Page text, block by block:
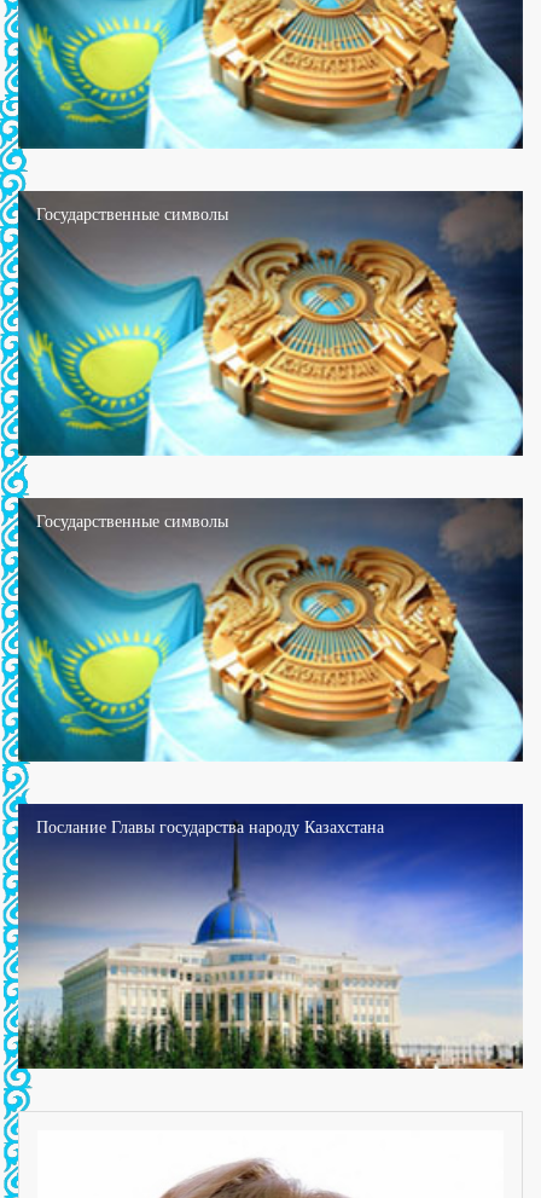
Государственные символы
Государственные символы
Послание Главы государства народу Казахстана